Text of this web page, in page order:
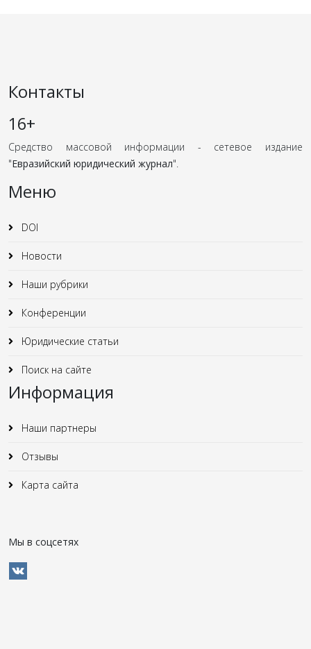
Контакты
16+
Средство массовой информации - сетевое издание
"Евразийский юридический журнал".
Меню
DOI
Новости
Наши рубрики
Конференции
Юридические статьи
Поиск на сайте
Информация
Наши партнеры
Отзывы
Карта сайта
Мы в соцсетях